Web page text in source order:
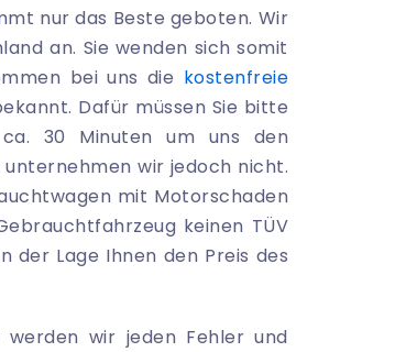
nur das Beste geboten. Wir
an. Sie wenden sich somit
bei uns die kostenfreie
Dafür müssen Sie bitte
30 Minuten um uns den
wir jedoch nicht.
mit Motorschaden
keinen TÜV
der Lage Ihnen den Preis des
wir jeden Fehler und